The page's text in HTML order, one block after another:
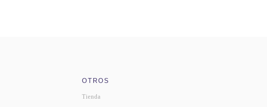
OTROS
Tienda